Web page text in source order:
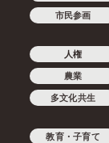
市民参画
人権
農業
多文化共生
教育・子育て